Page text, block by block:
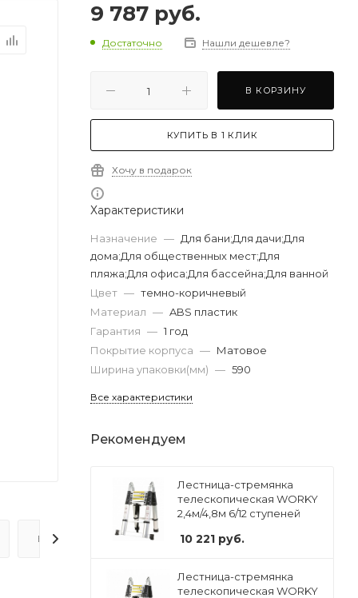
ВОПРОС-ОТВЕТ
9 787 руб.
Достаточно Нашли дешевле?
В КОРЗИНУ
КУПИТЬ В 1 КЛИК
Хочу в подарок
Характеристики
Назначение — Для бани;Для дачи;Для
дома;Для общественных мест;Для
пляжа;Для офиса;Для бассейна;Для ванной
Цвет — темно-коричневый
Материал — ABS пластик
Гарантия — 1 год
Покрытие корпуса — Матовое
Ширина упаковки(мм) — 590
Все характеристики
Рекомендуем
Лестница-стремянка
телескопическая WORKY
2,4м/4,8м 6/12 ступеней
10 221 руб.
Лестница-стремянка
телескопическая WORKY